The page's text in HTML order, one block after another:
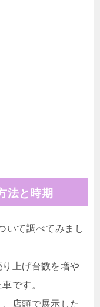
法と時期
いて調べてみまし
上げ台数を増や
です。
店頭で展示した